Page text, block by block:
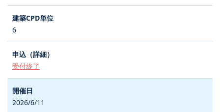
6
受付終了
2026/6/11